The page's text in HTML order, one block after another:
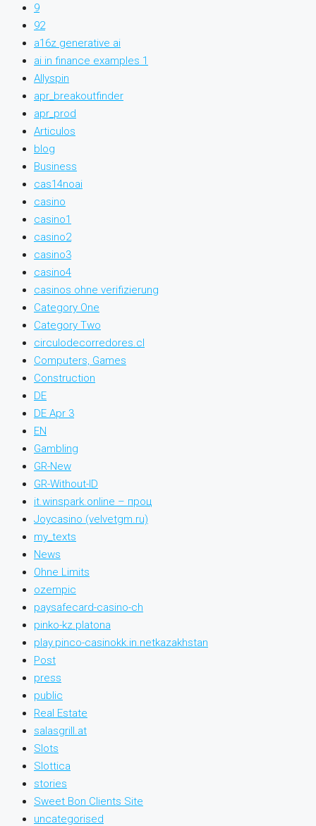
9
92
a16z generative ai
ai in finance examples 1
Allyspin
apr_breakoutfinder
apr_prod
Articulos
blog
Business
cas14noai
casino
casino1
casino2
casino3
casino4
casinos ohne verifizierung
Category One
Category Two
circulodecorredores.cl
Computers, Games
Construction
DE
DE Apr 3
EN
Gambling
GR-New
GR-Without-ID
it.winspark.online – проц
Joycasino (velvetgm.ru)
my_texts
News
Ohne Limits
ozempic
paysafecard-casino-ch
pinko-kz.platona
play.pinco-casinokk.in.netkazakhstan
Post
press
public
Real Estate
salasgrill.at
Slots
Slottica
stories
Sweet Bon Clients Site
uncategorised